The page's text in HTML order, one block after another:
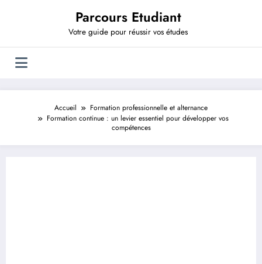
Parcours Etudiant
Votre guide pour réussir vos études
Accueil
Formation professionnelle et alternance
Formation continue : un levier essentiel pour développer vos
compétences